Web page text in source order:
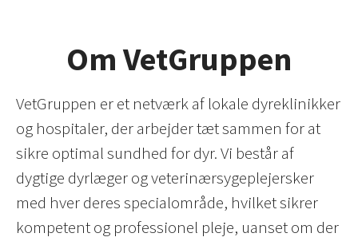
Om VetGruppen
VetGruppen er et netværk af lokale dyreklinikker
og hospitaler, der arbejder tæt sammen for at
sikre optimal sundhed for dyr. Vi består af
dygtige dyrlæger og veterinærsygeplejersker
med hver deres specialområde, hvilket sikrer
kompetent og professionel pleje, uanset om der